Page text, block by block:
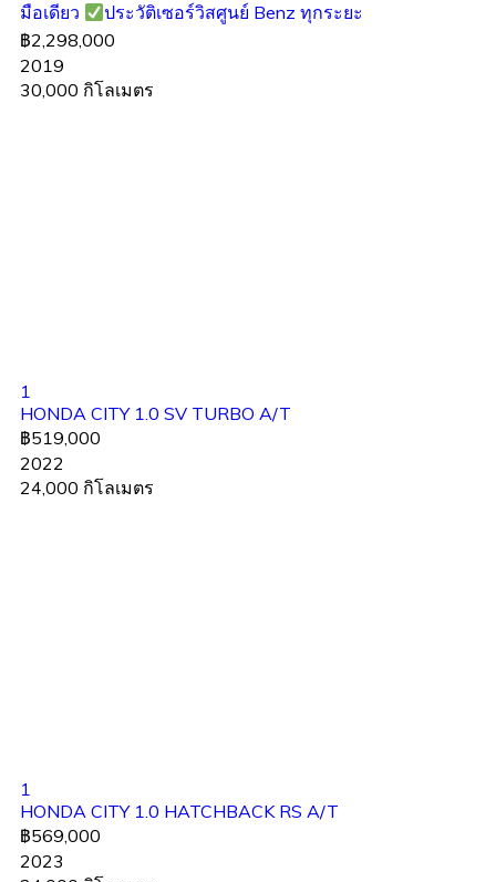
มือเดียว
ประวัติเซอร์วิสศูนย์ Benz ทุกระยะ
฿2,298,000
2019
30,000 กิโลเมตร
1
HONDA CITY 1.0 SV TURBO A/T
฿519,000
2022
24,000 กิโลเมตร
1
HONDA CITY 1.0 HATCHBACK RS A/T
฿569,000
2023